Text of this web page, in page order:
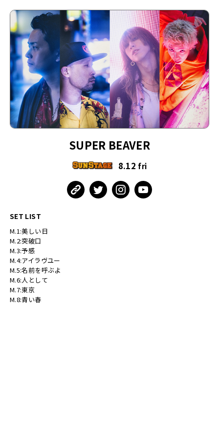
SUPER BEAVER
8.12fri
SET LIST
M.1:美しい日
M.2:突破口
M.3:予感
M.4:アイラヴユー
M.5:名前を呼ぶよ
M.6:人として
M.7:東京
M.8:青い春